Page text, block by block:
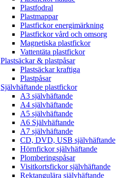
Plastfodral
Plastmappar
Plastfickor energimärkning
Plastfickor vård och omsorg
Magnetiska plastfickor
Vattentäta plastfickor
Plastsäckar & plastpåsar
Plastsäckar kraftiga
Plastpåsar
Självhäftande plastfickor
A3 självhäftande
A4 självhäftande
A5 självhäftande
A6 Självhäftande
A7 självhäftande
CD, DVD, USB självhäftande
Hörnfickor självhäftande
Plomberingspåsar
Visitkortsfickor självhäftande
Rektangulära självhäftande